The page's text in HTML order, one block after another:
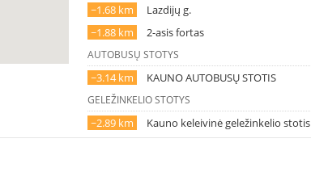
~1.68 km
Lazdijų g.
~1.88 km
2-asis fortas
AUTOBUSŲ STOTYS
~3.14 km KAUNO AUTOBUSŲ STOTIS
GELEŽINKELIO STOTYS
~2.89 km Kauno keleivinė geležinkelio stotis